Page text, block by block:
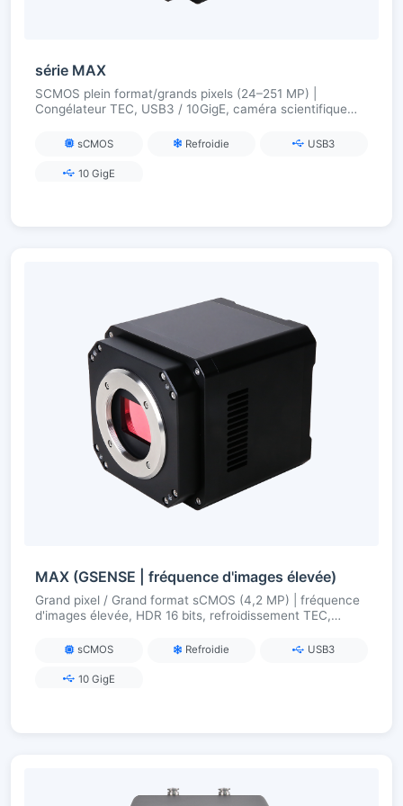
série MAX
SCMOS plein format/grands pixels (24–251 MP) |
Congélateur TEC, USB3 / 10GigE, caméra scientifique
sCMOS Refroidie USB3
10 GigE
MAX (GSENSE | fréquence d'images élevée)
Grand pixel / Grand format sCMOS (4,2 MP) | fréquence
d'images élevée, HDR 16 bits, refroidissement TEC,
sCMOS Refroidie USB3
10 GigE